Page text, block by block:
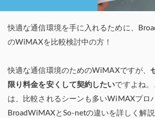
快適な通信環境を手に入れるために、
のWiMAXを比較検討中の方！
快適な通信環境のためのWiMAXですが、
限り料金を安くして契約したいですよね
は、比較されるシーンも多いWiMAXプロ
BroadWiMAXとSo-netの違いを詳しく解説